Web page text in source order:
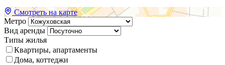
Смотреть на карте
Метро
Вид аренды
Типы жилья
Квартиры, апартаменты
Дома, коттеджи